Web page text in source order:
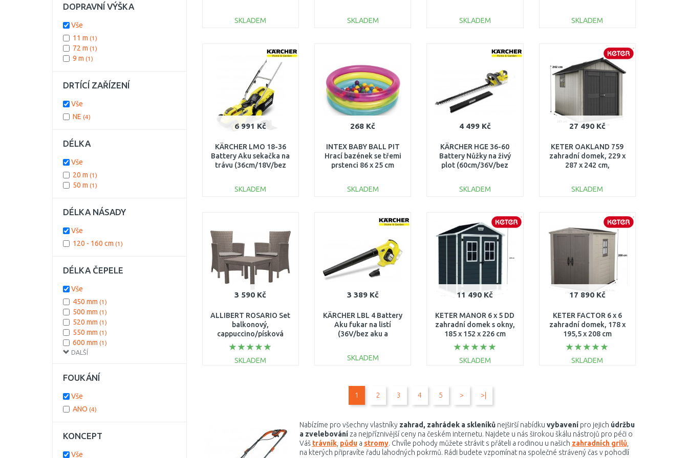
SKLADEM
Porovnat
SKLADEM
SKLADEM
SKLADEM
Porovnat
6 991 Kč
KÄRCHER LMO 18-36
Battery Aku sekačka na
trávu (36cm/18V/bez
SKLADEM
268 Kč
INTEX BABY BALL PIT
Hrací bazének se třemi
prstenci 86 x 25 cm
SKLADEM
4 499 Kč
KÄRCHER HGE 36-60
Battery Nůžky na živý
plot (60cm/36V/bez
SKLADEM
Porovnat
27 490 Kč
KETER OAKLAND 759
zahradní domek, 229 x
287 x 242 cm,
SKLADEM
Porovnat
3 590 Kč
ALLIBERT ROSARIO Set
balkonový,
cappuccino/písková
17200030
SKLADEM
3 389 Kč
KÄRCHER LBL 4 Battery
Aku fukar na listí
(36V/bez aku a
SKLADEM
Porovnat
11 490 Kč
KETER MANOR 6 x 5 DD
zahradní domek s okny,
185 x 152 x 226 cm
17197128
SKLADEM
Porovnat
17 890 Kč
KETER FACTOR 6 x 6
zahradní domek, 178 x
195,5 x 208 cm
17197898
SKLADEM
1 2 3 4 5 > >|
Nabízíme pro všechny vlastníky zahrad, zahrádek a skleníkůnejširší nabídku vybavenípro jejich údržbu
a zvelebováníza nejpříznivější ceny na českém internetu. Najdete u nás širokou škálu nástrojů pro péči o
Váš trávník, půdua stromy. Chvíle pohody můžete strávit s přáteli a rodinou u našich zahradních grilů,
na kterých připravíte řadu lahodných pokrmů. Rádi budete vzpomínat na společné strávený čas v pohodlí
DOPRAVNÍ VÝŠKA
Vše
11 m (1)
72 m (1)
9 m (1)
DRTÍCÍ ZAŘÍZENÍ
Vše
NE (4)
DÉLKA
Vše
20 m (1)
50 m (1)
DÉLKA NÁSADY
Vše
120 - 160 cm (1)
DÉLKA ČEPELE
DALŠÍ
Vše
450 mm (1)
500 mm (1)
520 mm (1)
550 mm (1)
600 mm (1)
75 mm
FOUKÁNÍ
Vše
ANO (4)
KONCEPT
Vše